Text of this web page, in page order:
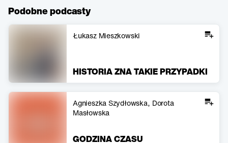
Podobne podcasty
Łukasz Mieszkowski
HISTORIA ZNA TAKIE PRZYPADKI
Agnieszka Szydłowska Dorota
Masłowska
GODZINA CZASU